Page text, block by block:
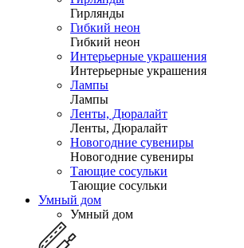
Гирлянды
Гибкий неон
Гибкий неон
Интерьерные украшения
Интерьерные украшения
Лампы
Лампы
Ленты, Дюралайт
Ленты, Дюралайт
Новогодние сувениры
Новогодние сувениры
Тающие сосульки
Тающие сосульки
Умный дом
Умный дом